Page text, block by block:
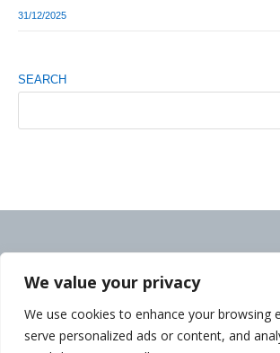
We value your privacy
We use cookies to enhance your browsing
serve personalized ads or content, and
31/12/2025
SEARCH